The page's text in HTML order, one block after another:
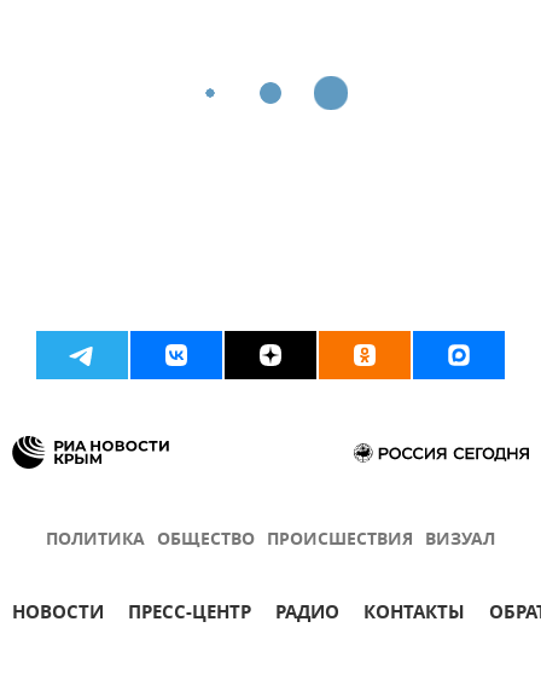
ПОЛИТИКА ОБЩЕСТВО ПРОИСШЕСТВИЯ ВИЗУАЛ
НОВОСТИ ПРЕСС-ЦЕНТР РАДИО КОНТАКТЫ